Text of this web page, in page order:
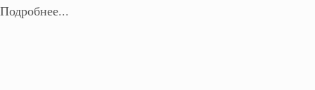
Подробнее...